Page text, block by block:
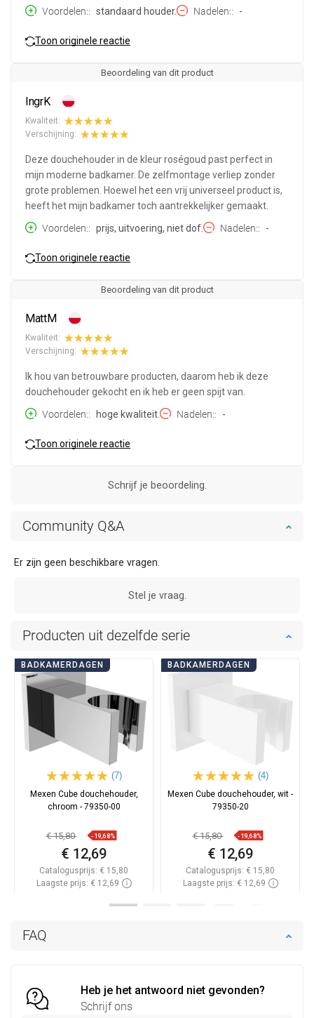
FAQ
Heb je het antwoord niet gevonden?
Schrijf ons
Voordelen:
standaard houder. Nadelen: -
Toon originele reactie
Beoordeling van dit product
IngrK
Kwaliteit:
Verschijning:
Deze douchehouder in de kleur roségoud past perfect in
mijn moderne badkamer. De zelfmontage verliep zonder
grote problemen. Hoewel het een vrij universeel product is,
heeft het mijn badkamer toch aantrekkelijker gemaakt.
Voordelen:
prijs, uitvoering, niet dof. Nadelen: -
Toon originele reactie
Beoordeling van dit product
MattM
Kwaliteit:
Verschijning:
Ik hou van betrouwbare producten, daarom heb ik deze
douchehouder gekocht en ik heb er geen spijt van.
Voordelen:
hoge kwaliteit. Nadelen: -
Toon originele reactie
Schrijf je beoordeling.
Community Q&A
Er zijn geen beschikbare vragen.
Stel je vraag.
Producten uit dezelfde serie
BADKAMERDAGEN
(7)
Mexen Cube douchehouder,
chroom - 79350-00
€ 15,80 -19,68%
€ 12,69
Catalogusprijs: € 15,80
Laagste prijs: € 12,69
BADKAMERDAGEN
(4)
Mexen Cube douchehouder, wit -
79350-20
€ 15,80 -19,68%
€ 12,69
Catalogusprijs: € 15,80
Laagste prijs: € 12,69